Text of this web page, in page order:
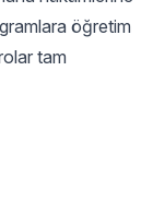
öğretim
tam